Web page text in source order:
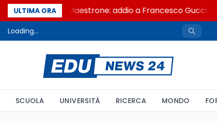
ULTIMA ORA
Se n'è andato il Maestrone: addio a Francesco
Loading...
SCUOLA UNIVERSITÀ RICERCA MONDO